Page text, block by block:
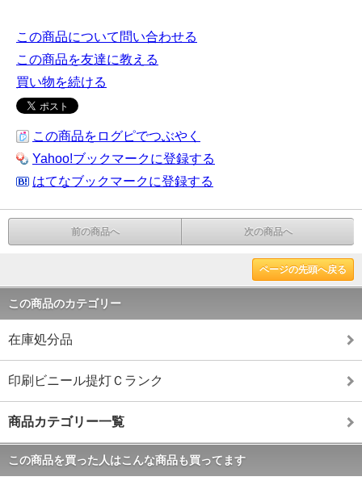
この商品について問い合わせる
この商品を友達に教える
買い物を続ける
この商品をログピでつぶやく
Yahoo!ブックマークに登録する
はてなブックマークに登録する
前の商品へ 次の商品へ
ページの先頭へ戻る
この商品のカテゴリー
在庫処分品
印刷ビニール提灯Ｃランク
商品カテゴリー一覧
この商品を買った人はこんな商品も買ってます